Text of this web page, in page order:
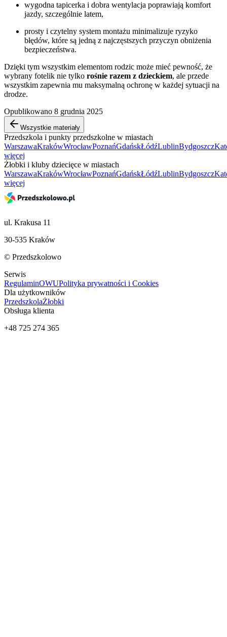
wygodna tapicerka i dobra wentylacja poprawiają komfort
jazdy, szczególnie latem,
prosty i czytelny system montażu minimalizuje ryzyko
błędów, które są jedną z najczęstszych przyczyn obniżenia
bezpieczeństwa.
Dzięki tym wszystkim elementom rodzic może mieć pewność, że
wybrany fotelik nie tylko rośnie razem z dzieckiem, ale przede
wszystkim zapewnia mu maksymalną ochronę w każdej sytuacji na
drodze.
Opublikowano 8 grudnia 2025
Wszystkie materiały
Przedszkola i punkty przedszkolne w miastach
WarszawaKrakówWrocławPoznańGdańskŁódźLublinBydgoszcz
więcej
Żłobki i kluby dziecięce w miastach
WarszawaKrakówWrocławPoznańGdańskŁódźLublinBydgoszcz
więcej
ul. Krakusa 11
30-535 Kraków
© Przedszkolowo
Serwis
RegulaminOWUPolityka prywatności i Cookies
Dla użytkowników
PrzedszkolaŻłobki
Obsługa klienta
+48 725 274 365